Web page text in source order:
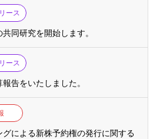
ース
同研究を開始します。
ース
告をいたしました。
による新株予約権の発行に関する